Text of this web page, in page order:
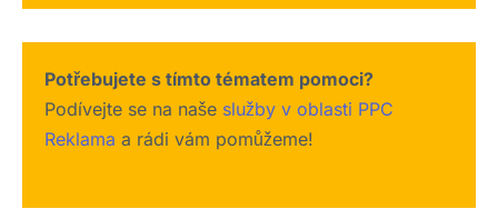
Potřebujete s tímto tématem pomoci?
Podívejte se na naše služby v oblasti PPC
Reklama a rádi vám pomůžeme!